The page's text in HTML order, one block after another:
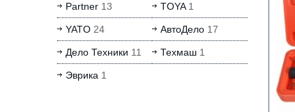
Partner 13 TOYA1
YATO 24 АвтоДело 17
Дело Техники 11 Техмаш 1
Эврика 1